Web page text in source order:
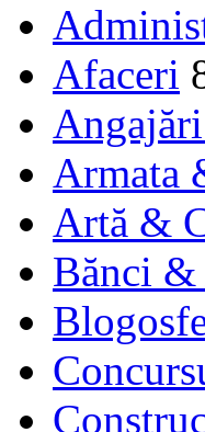
Afaceri
Armata
Artă &
Bănci